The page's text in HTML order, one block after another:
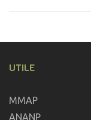
UTILE
MMAP
ANANP